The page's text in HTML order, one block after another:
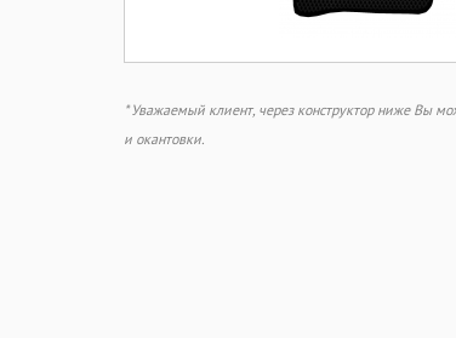
* Уважаемый клиент, через конструктор ниже Вы
и окантовки.